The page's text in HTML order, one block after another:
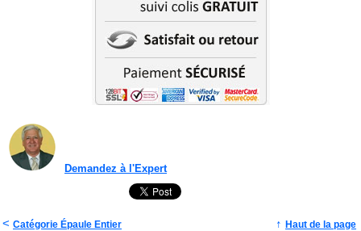
Demandez à l'Expert
< Catégorie Épaule Entier ↑Haut de la page